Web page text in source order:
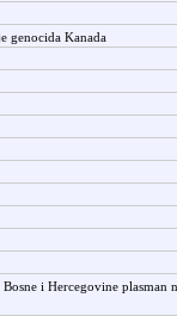
genocida Kanada
i Hercegovine plasman